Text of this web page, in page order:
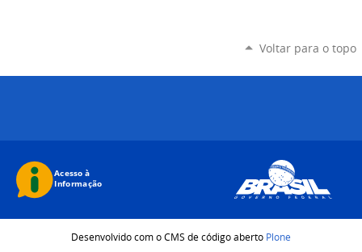
Voltar para o topo
Desenvolvido com o CMS de código aberto Plone